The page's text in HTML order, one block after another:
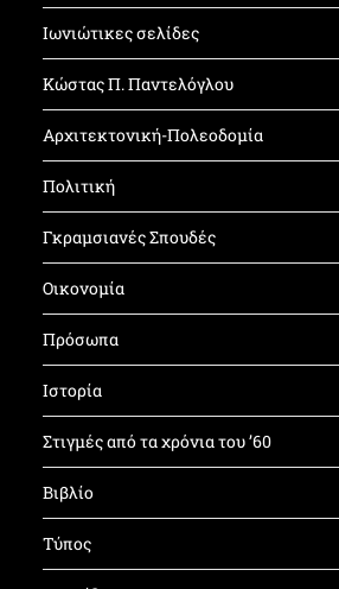
Ιωνιώτικες σελίδες
Κώστας Π. Παντελόγλου
Αρχιτεκτονική-Πολεοδομία
Πολιτική
Γκραμσιανές Σπουδές
Οικονομία
Πρόσωπα
Ιστορία
Στιγμές από τα χρόνια του ’60
Βιβλίο
Τύπος